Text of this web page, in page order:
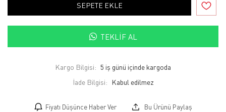
SEPETE EKLE
TEKLIF AL
Kargo Bilgisi: 5 iş günü içinde kargoda
İade Bilgisi:
Fiyatı Düşünce Haber Ver Bu Ürünü Paylaş